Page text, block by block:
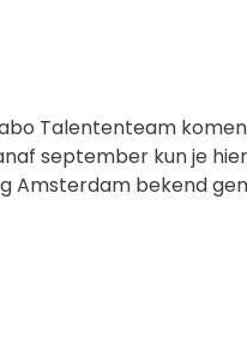
Talententeam
september kun je
Amsterdam bekend